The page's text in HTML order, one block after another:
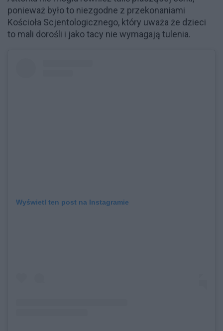
ponieważ było to niezgodne z przekonaniami
Kościoła Scjentologicznego, który uważa że dzieci
to mali dorośli i jako tacy nie wymagają tulenia.
Wyświetl ten post na Instagramie